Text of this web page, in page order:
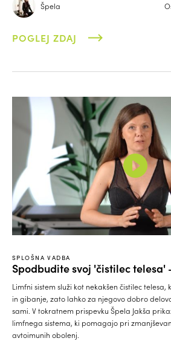
Špela
POGLEJ ZDAJ
SPLOŠNA VADBA
Spodbudite svoj 'čistilec telesa'
Limfni sistem služi kot nekakšen čistilec
in gibanje, zato lahko za njegovo dobro
sami. V tokratnem prispevku Špela Jakša
limfnega sistema, ki pomagajo pri
avtoimunih obolenj.